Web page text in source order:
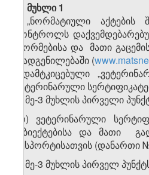
მუხლი 1
„ნორმატიული აქტების
კონტროლს
ფორმებისა და მათი
დადგენილებაში (
დამტკიცებული
ვეტერინარული
1. მე-3 მუხლის პირველი
„რ) ვეტერინარული
ობიექტებისა და მათი
ექსპორტისათვის (დანართი
2. მე-3 მუხლის პირველ